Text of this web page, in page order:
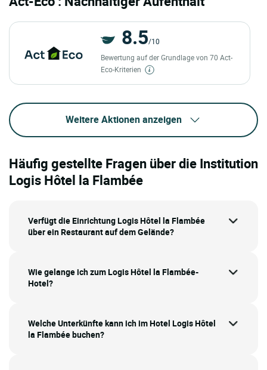
8.5/10
Bewertung auf der Grundlage von 70 Act-
Eco-Kriterien
Weitere Aktionen anzeigen
Häufig gestellte Fragen über die Institution
Logis Hôtel la Flambée
Verfügt die Einrichtung Logis Hôtel la Flambée
über ein Restaurant auf dem Gelände?
Wie gelange ich zum Logis Hôtel la Flambée-
Hotel?
Welche Unterkünfte kann ich im Hotel Logis Hôtel
la Flambée buchen?